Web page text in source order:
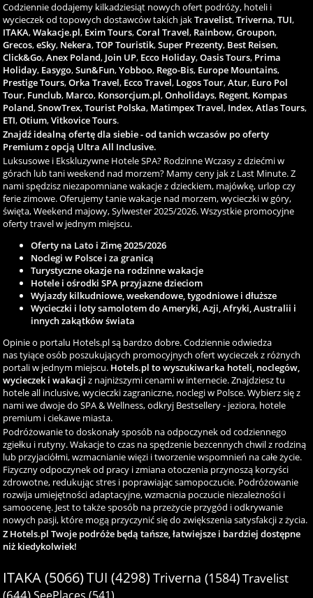
Codziennie dodajemy kilkadziesiąt nowych ofert podróży, hoteli i
wycieczek od topowych dostawców takich jakTravelist,Triverna,TUI,
ITAKA,Wakacje.pl, Exim Tours,Coral Travel, Rainbow,Groupon,
Grecos,eSky, Nekera,TOP Touristik,Super Prezenty, Best Reisen,
Click&Go,Anex Poland, Join UP, Ecco Holiday,Oasis Tours, Prima
Holiday, Easygo,Sun&Fun,Yobboo, Rego-Bis, Europe Mountains,
Prestige Tours,Orka Travel, Ecco Travel, Logos Tour,Atur, Euro Pol
Tour, Funclub, Marco, Konsorcjum.pl,Onholidays, Regent, Kompas
Poland,SnowTrex,Tourist Polska, Matimpex Travel, Index,Atlas Tours,
ETI,Otium,Vitkovice Tours.
Znajdź idealną ofertę dla siebie - od tanich wczasów po oferty
Premium z opcją Ultra All Inclusive.
Luksusowe i Ekskluzywne Hotele SPA? Rodzinne Wczasy z dziećmi w
górach lub tani weekend nad morzem? Mamy ceny jak z Last Minute. Z
nami spędzisz niezapomniane wakacje z dzieckiem, majówkę, urlop czy
ferie zimowe. Oferujemy tanie wakacje nad morzem, wycieczki w góry,
święta, Weekend majowy, Sylwester 2025/2026. Wszystkie promocyjne
oferty travel w jednym miejscu.
Oferty na Lato i Zimę 2025/2026
Noclegi w Polsce i za granicą
Turystyczne okazje na rodzinne wakacje
Hotele i ośrodki SPA przyjazne dzieciom
Wyjazdy kilkudniowe, weekendowe, tygodniowe i dłuższe
Wycieczki i loty samolotem do Ameryki, Azji, Afryki, Australii i
innych zakątków świata
Opinie o portalu Hotels.pl są bardzo dobre. Codziennie odwiedza
nas tyiące osób poszukujących promocyjnych ofert wycieczek z różnych
portali w jednym miejscu. Hotels.pl to wyszukiwarka hoteli, noclegów,
wycieczek i wakacji z najniższymi cenami w internecie. Znajdziesz tu
hotele all inclusive, wycieczki zagraniczne, noclegi w Polsce. Wybierz się z
nami we dwoje do SPA & Wellness, odkryj Bestsellery - jeziora, hotele
premium i ciekawe miasta.
Podróżowanie to doskonały sposób na odpoczynek od codziennego
zgiełku i rutyny. Wakacje to czas na spędzenie bezcennych chwil z rodziną
lub przyjaciółmi, wzmacnianie więzi i tworzenie wspomnień na całe życie.
Fizyczny odpoczynek od pracy i zmiana otoczenia przynoszą korzyści
zdrowotne, redukując stres i poprawiając samopoczucie. Podróżowanie
rozwija umiejętności adaptacyjne, wzmacnia poczucie niezależności i
samoocenę. Jest to także sposób na przeżycie przygód i odkrywanie
nowych pasji, które mogą przyczynić się do zwiększenia satysfakcji z życia.
Z Hotels.pl Twoje podróże będą tańsze, łatwiejsze i bardziej dostępne
niż kiedykolwiek!
ITAKA (5066)TUI (4298) Triverna (1584)Travelist